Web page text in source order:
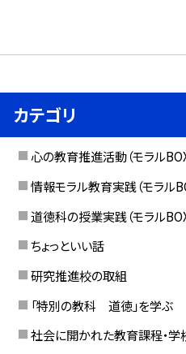
カテゴリ
心の教育推進活動（モラル
情報モラル教育実践（モラル
道徳科の授業実践（モラル
ちょっといい話
研究推進校の取組
「特別の教科 道徳」を学ぶ
社会に開かれた教育課程・学